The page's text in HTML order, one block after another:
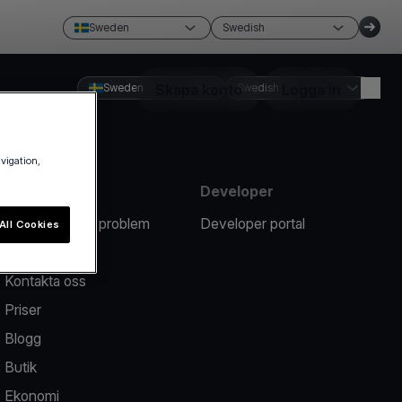
Sweden Swedish
Skapa konto
Sweden Swedish
Rapportera ett problem
Kontakta oss
Priser
Blogg
Butik
Ekonomi
Developer
Developer portal
Cookies